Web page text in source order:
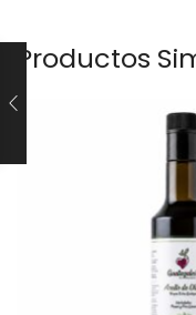
Productos